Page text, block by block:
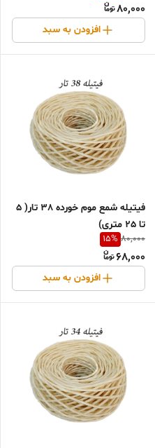
80,000
افزودن به سبد
فیتیله شمع موم خورده 38 تار( 5
تا 25 متری)
80,000
15%
68,000
افزودن به سبد